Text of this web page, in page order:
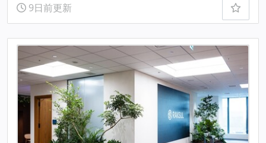
9日前更新